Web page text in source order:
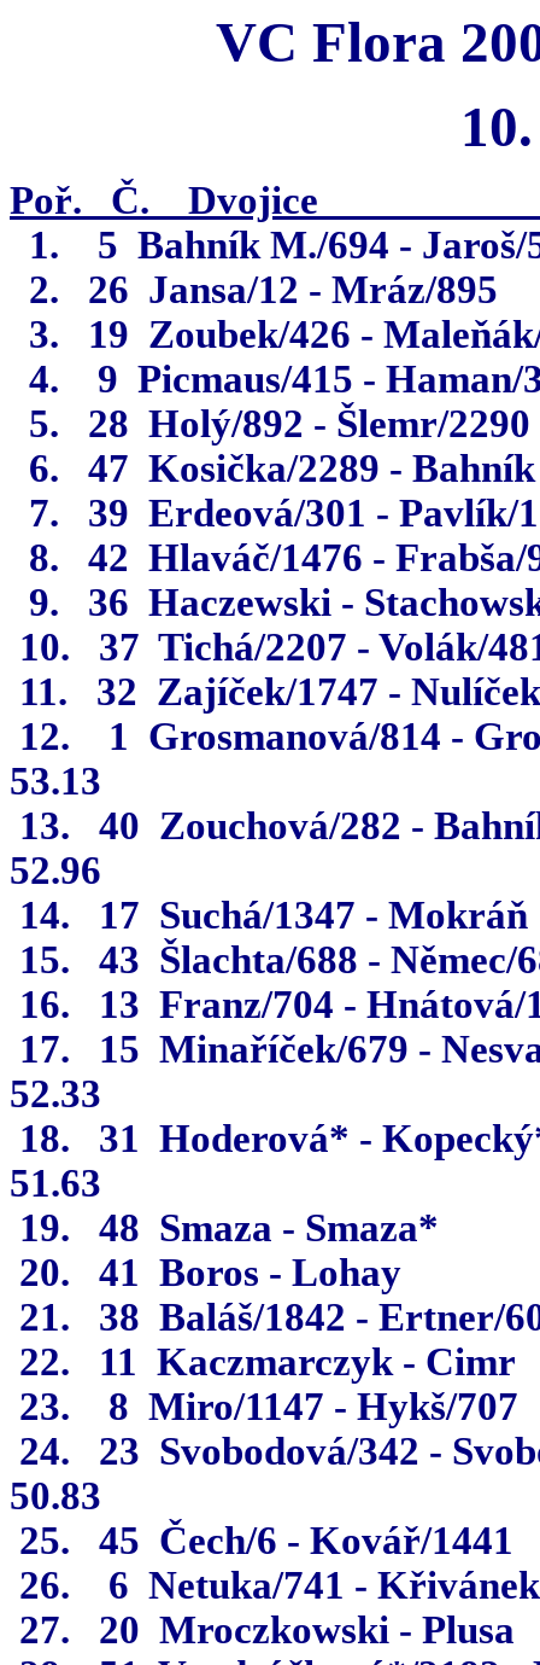
VC Flora
Poř. Č.
Dvojice
1.
5 Bahník M./694 - Jaroš/
2.
26 Jansa/12 - Mráz/895
3.
19 Zoubek/426 -
4.
9 Picmaus/415 - Haman/
5.
28 Holý/892 - Šlemr/2290
6.
47 Kosička/2289 -
7.
39 Erdeová/301 - Pavlík/
8.
42 Hlaváč/1476 - Frabša/
9.
36 Haczewski -
10.
37 Tichá/2207 - Volák/
11.
32 Zajíček/1747 -
12.
1 Grosmanová/814 -
53.13
13.
40 Zouchová/282 -
52.96
14.
17 Suchá/1347 - Mokráň
15.
43 Šlachta/688 - Němec/
16.
13 Franz/704 - Hnátová/
17.
15 Minaříček/679 -
52.33
18.
31 Hoderová* -
51.63
19.
48 Smaza - Smaza*
20.
41 Boros - Lohay
21.
38 Baláš/1842 - Ertner/
22.
11 Kaczmarczyk - Cimr
23.
8 Miro/1147 - Hykš/707
24.
23 Svobodová/342 -
50.83
25.
45 Čech/6 - Kovář/1441
26.
6 Netuka/741 -
27.
20 Mroczkowski - Plusa